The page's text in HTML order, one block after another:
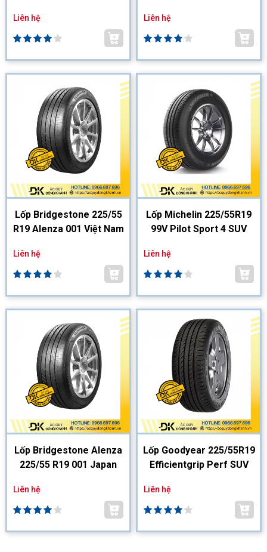
Liên hệ Liên hệ
Lốp Bridgestone 225/55
R19 Alenza 001 Việt Nam
Liên hệ
Lốp Michelin 225/55R19
99V Pilot Sport 4 SUV
Liên hệ
Lốp Bridgestone Alenza
225/55 R19 001 Japan
Liên hệ
Lốp Goodyear 225/55R19
Efficientgrip Perf SUV
Liên hệ